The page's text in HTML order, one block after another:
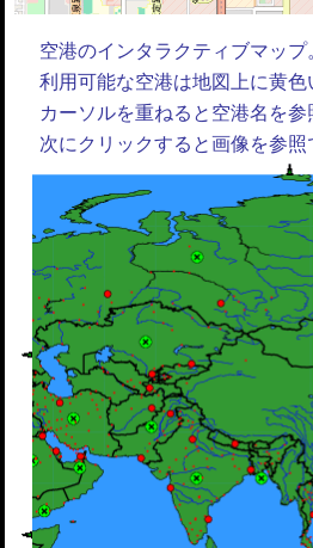
空港のインタラクティブマップ
利用可能な空港は地図上に黄色
カーソルを重ねると空港名を参
次にクリックすると画像を参照